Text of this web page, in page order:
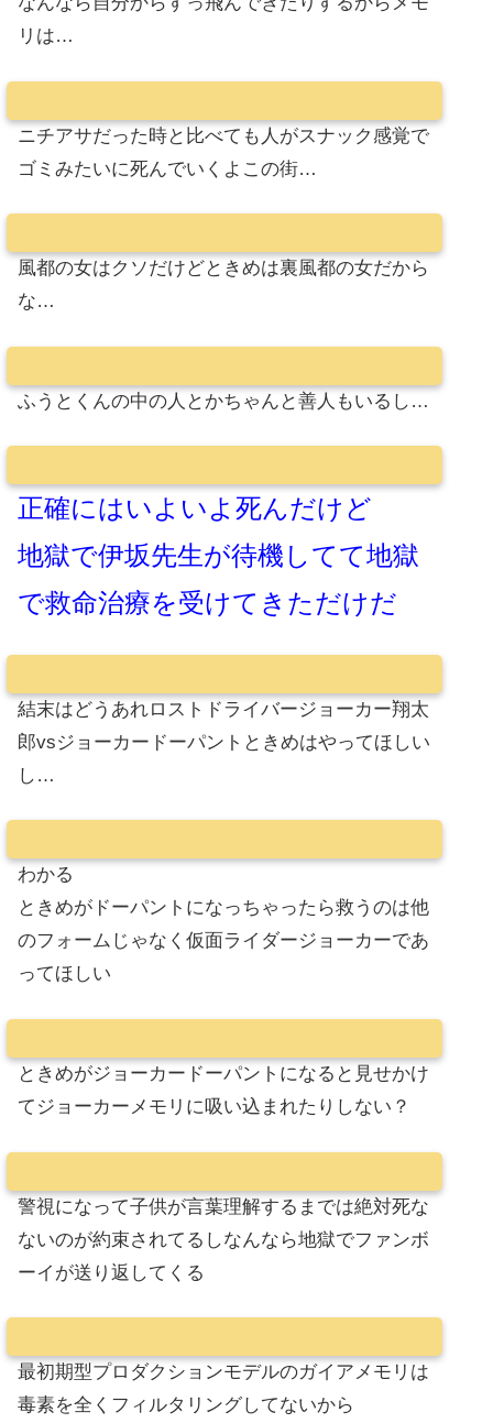
リは…
ニチアサだった時と比べても人がスナック感覚で
ゴミみたいに死んでいくよこの街…
風都の女はクソだけどときめは裏風都の女だから
な…
ふうとくんの中の人とかちゃんと善人もいるし…
正確にはいよいよ死んだけど
地獄で伊坂先生が待機してて地獄
で救命治療を受けてきただけだ
結末はどうあれロストドライバージョーカー翔太
郎vsジョーカードーパントときめはやってほしい
し…
わかる
ときめがドーパントになっちゃったら救うのは他
のフォームじゃなく仮面ライダージョーカーであ
ってほしい
ときめがジョーカードーパントになると見せかけ
てジョーカーメモリに吸い込まれたりしない？
警視になって子供が言葉理解するまでは絶対死な
ないのが約束されてるしなんなら地獄でファンボ
ーイが送り返してくる
最初期型プロダクションモデルのガイアメモリは
毒素を全くフィルタリングしてないから